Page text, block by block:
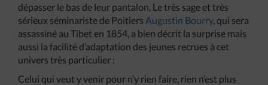
dépasser le bas de leur pantalon. Le très sage et très
sérieux séminariste de Poitiers Augustin Bourry, qui sera
assassiné au Tibet en 1854, a bien décrit la surprise mais
aussi la facilité d’adaptation des jeunes recrues à cet
univers très particulier :
Celui qui veut y venir pour n’y rien faire, rien n’est plus